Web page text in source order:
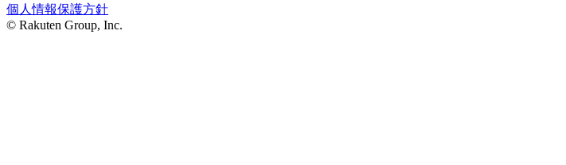
個人情報保護方針
© Rakuten Group, Inc.